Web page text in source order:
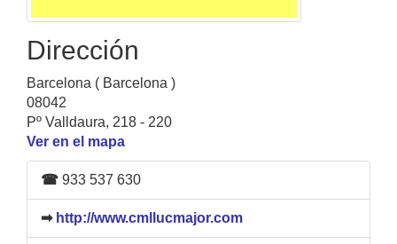
Dirección
Barcelona ( Barcelona )
08042
Pº Valldaura, 218 - 220
Ver en el mapa
☎ 933 537 630
➡ http://www.cmllucmajor.com